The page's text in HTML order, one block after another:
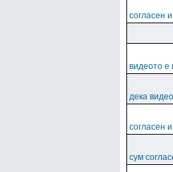
согласен
видеото е
дека
согласен
сум